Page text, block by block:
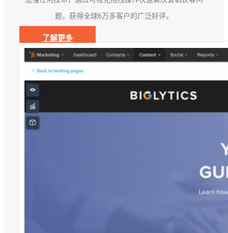
题，获得全球6万多客户的广泛好评。
了解更多